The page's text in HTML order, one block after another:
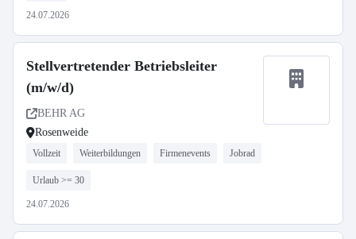
24.07.2026
Stellvertretender Betriebsleiter
(m/w/d)
BEHR AG
Rosenweide
Vollzeit Weiterbildungen Firmenevents Jobrad
Urlaub >= 30
24.07.2026